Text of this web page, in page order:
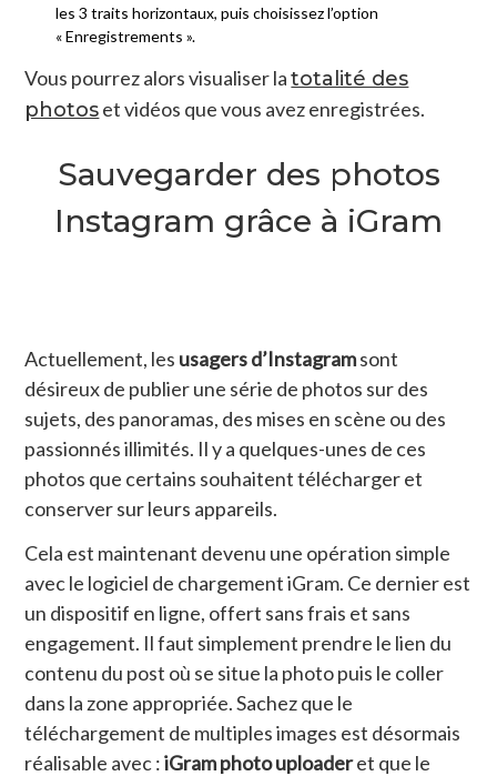
les 3 traits horizontaux, puis choisissez l’option
« Enregistrements ».
Vous pourrez alors visualiser latotalité des
photoset vidéos que vous avez enregistrées.
Sauvegarder des photos
Instagram grâce à iGram
Actuellement, les usagers d’Instagramsont
désireux de publier une série de photos sur des
sujets, des panoramas, des mises en scène ou des
passionnés illimités. Il y a quelques-unes de ces
photos que certains souhaitent télécharger et
conserver sur leurs appareils.
Cela est maintenant devenu une opération simple
avec le logiciel de chargement iGram. Ce dernier est
un dispositif en ligne, offert sans frais et sans
engagement. Il faut simplement prendre le lien du
contenu du post où se situe la photo puis le coller
dans la zone appropriée. Sachez que le
téléchargement de multiples images est désormais
réalisable avec :iGram photo uploaderet que le